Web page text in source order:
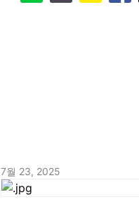
7월 23, 2025